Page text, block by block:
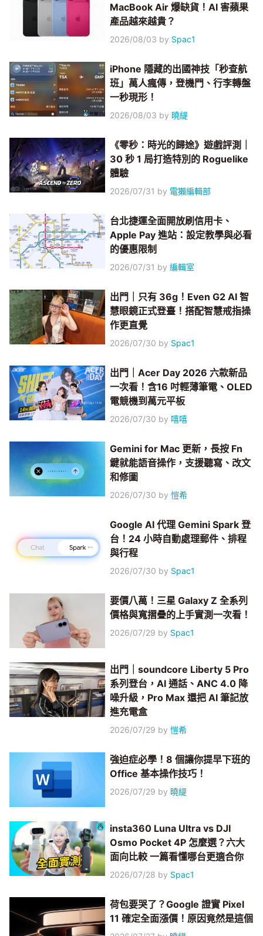
MacBook Air 爆缺貨！AI 害蘋果
產品越來越貴？
2026/08/03 by Spac1
iPhone 隱藏的出國神技「秒查航
班」萬人瘋傳，登機門、行李轉盤
一秒現形！
2026/08/03 by 曉緹
《零秒：時光的歸途》遊戲評測｜
30 秒 1 局打造特別的 Roguelike
體驗
2026/07/31 by 電獺編輯部
台北捷運全面開放刷信用卡、
Apple Pay 進站：設定教學與必看
的優惠限制
2026/07/31 by編輯室
出門｜只有 36g！Even G2 AI 智
慧眼鏡正式登臺！搭配智慧戒指操
作更直覺
2026/07/30 by Spac1
出門｜Acer Day 2026 六款新品
一次看！含16 吋輕薄筆電、OLED
電競機到萬元平板
2026/07/30 by 嘻嘻
Gemini for Mac 更新，長按 Fn
鍵就能語音操作，支援聽寫、改文
和修圖
2026/07/30 by愷希
Google AI 代理 Gemini Spark 登
台！24 小時自動處理郵件、排程
與行程
2026/07/30 by Spac1
要價八萬！三星 Galaxy Z 全系列
價格與寬摺疊的上手實測一次看！
2026/07/29 by Spac1
出門｜soundcore Liberty 5 Pro
系列登台，AI 通話、ANC 4.0 降
噪升級，Pro Max 還把 AI 筆記放
進充電盒
2026/07/29 by愷希
強迫症必學！8 個讓你提早下班的
Office 基本操作技巧！
2026/07/29 by 曉緹
insta360 Luna Ultra vs DJI
Osmo Pocket 4P 怎麼選？六大
面向比較 一篇看懂哪台更適合你
2026/07/28 by Spac1
荷包要哭了？Google 證實 Pixel
11 確定全面漲價！原因竟然是這個